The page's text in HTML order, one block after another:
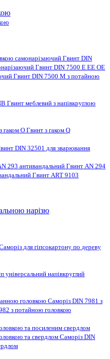
самонарізаючий Гвинт DIN
Гвинт DIN 7500 E EE OE
Гвинт DIN 7500 M з потайною
Гвинт меблевий з напівкруглою
гаком O Гвинт з гаком Q
DIN 32501 для зварювання
293 антивандальний Гвинт AN 294
Гвинт ART 9103
нарізю
для гіпсокартону по дереву
універсальний напівкруглий
головкою Саморіз DIN 7981 з
з потайною головкою
та посиленим свердлом
та свердлом Саморіз DIN